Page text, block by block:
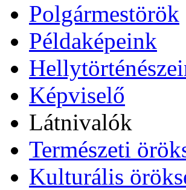
Polgármestörök
Példaképeink
Képviselő
Látnivalók
Természeti
Kulturális